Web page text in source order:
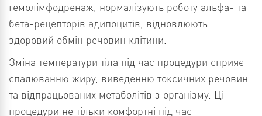
гемолімфодренаж, нормалізують роботу альфа- та
бета-рецепторів адипоцитів, відновлюють
здоровий обмін речовин клітини.
Зміна температури тіла під час процедури сприяє
спалюванню жиру, виведенню токсичних речовин
та відпрацьованих метаболітів з організму. Ці
процедури не тільки комфортні під час